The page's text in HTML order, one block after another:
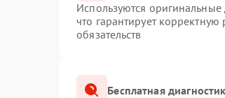
Используются
что гарантирует
обязательств
Бесплатная